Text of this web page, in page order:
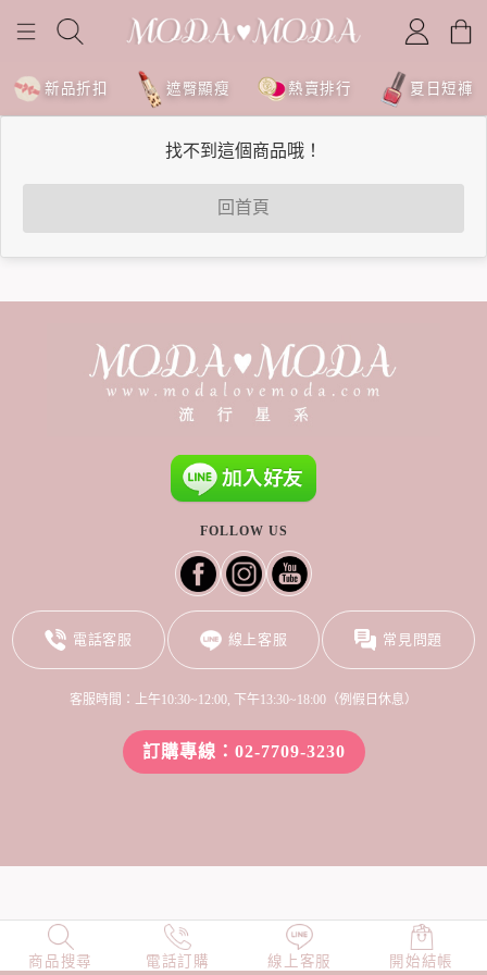
新品折扣 遮臀顯瘦 熱賣排行 夏日短褲
找不到這個商品哦！
回首頁
商品搜尋 電話訂購 線上客服 開始結帳
NEW 店長精選 TOP100 小編穿搭
FOLLOW US
電話客服 線上客服 常見問題
客服時間：上午10:30~12:00, 下午13:30~18:00（例假日休息）
訂購專線：02-7709-3230